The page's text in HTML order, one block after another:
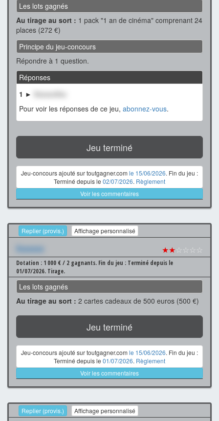
Les lots gagnés
Au tirage au sort : 1 pack "1 an de cinéma" comprenant 24
places (272 €)
Principe du jeu-concours
Répondre à 1 question.
Réponses
1 ►
XxxxxxXxx
Pour voir les réponses de ce jeu, abonnez-vous.
Jeu terminé
Jeu-concours ajouté sur toutgagner.com le 15/06/2026. Fin du jeu :
Terminé depuis le 02/07/2026. Règlement
Voir les commentaires
Replier (provis.) Affichage personnalisé
Xxxxxxx ★★☆☆☆☆
Dotation : 1 000 € / 2 gagnants. Fin du jeu : Terminé depuis le
01/07/2026. Tirage.
Les lots gagnés
Au tirage au sort : 2 cartes cadeaux de 500 euros (500 €)
Jeu terminé
Jeu-concours ajouté sur toutgagner.com le 15/06/2026. Fin du jeu :
Terminé depuis le 01/07/2026. Règlement
Voir les commentaires
Replier (provis.) Affichage personnalisé